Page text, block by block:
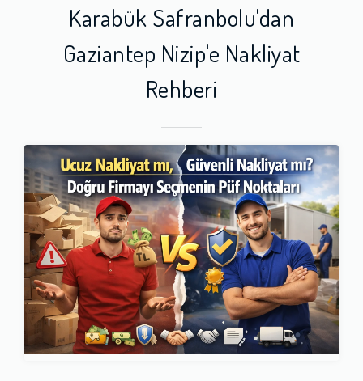
Karabük Safranbolu'dan
Gaziantep Nizip'e Nakliyat
Rehberi